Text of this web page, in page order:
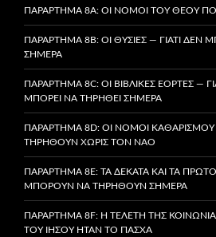
ΠΑΡΆΡΤΗΜΑ 8A: ΟΙ ΝΌΜΟΙ ΤΟΥ ΘΕΟΎ
ΠΑΡΆΡΤΗΜΑ 8B: ΟΙ ΘΥΣΊΕΣ — ΓΙΑΤΊ
ΣΉΜΕΡΑ
ΠΑΡΆΡΤΗΜΑ 8C: ΟΙ ΒΙΒΛΙΚΈΣ ΕΟΡΤΈΣ —
ΜΠΟΡΕΊ ΝΑ ΤΗΡΗΘΕΊ ΣΉΜΕΡΑ
ΠΑΡΆΡΤΗΜΑ 8D: ΟΙ ΝΌΜΟΙ
ΤΗΡΗΘΟΎΝ ΧΩΡΊΣ ΤΟΝ ΝΑΌ
ΠΑΡΆΡΤΗΜΑ 8E: ΤΑ ΔΈΚΑΤΑ ΚΑΙ ΤΑ
ΜΠΟΡΟΎΝ ΝΑ ΤΗΡΗΘΟΎΝ ΣΉΜΕΡΑ
ΠΑΡΆΡΤΗΜΑ 8F: Η ΤΕΛΕΤΉ ΤΗΣ
ΤΟΥ ΙΗΣΟΎ ΉΤΑΝ ΤΟ ΠΆΣΧΑ